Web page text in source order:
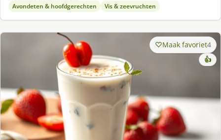
Avondeten & hoofdgerechten Vis & zeevruchten
Maak favoriet4
👍